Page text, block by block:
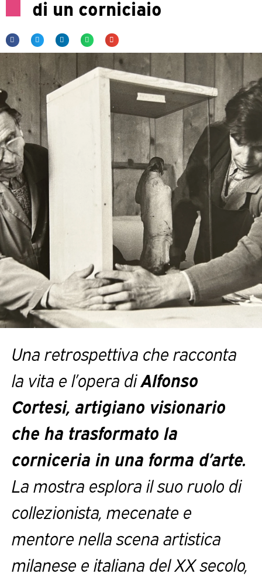
di un corniciaio
Una retrospettiva che racconta
la vita e l’opera diAlfonso
Cortesi, artigiano visionario
che ha trasformato la
corniceria in una forma d’arte.
La mostra esplora il suo ruolo di
collezionista, mecenate e
mentore nella scena artistica
milanese e italiana del XX secolo,